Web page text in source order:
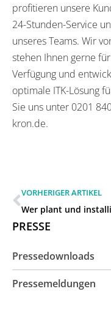
profitieren unsere
24-Stunden-Service
unseres Teams. Wir
stehen Ihnen gerne
Verfügung und
optimale ITK-Lösung
Sie uns unter 0201
kron.de.
VORHERIGER ARTIKEL
PRESSE
Pressedownloads
Pressemeldungen